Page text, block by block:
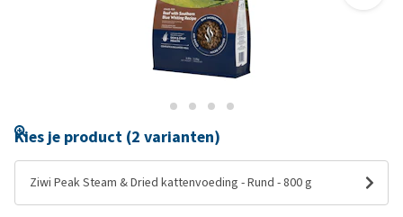
Kies je product (2 varianten)
Ziwi Peak Steam & Dried kattenvoeding - Rund - 800 g